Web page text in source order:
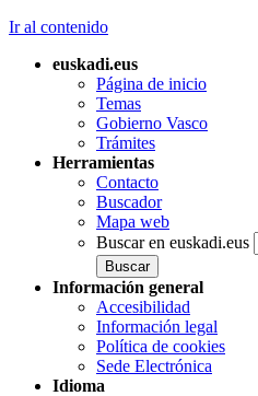
Ir al contenido
euskadi.eus
Página de inicio
Temas
Gobierno Vasco
Trámites
Herramientas
Contacto
Buscador
Mapa web
Buscar en euskadi.eus
Información general
Accesibilidad
Información legal
Política de cookies
Sede Electrónica
Idioma